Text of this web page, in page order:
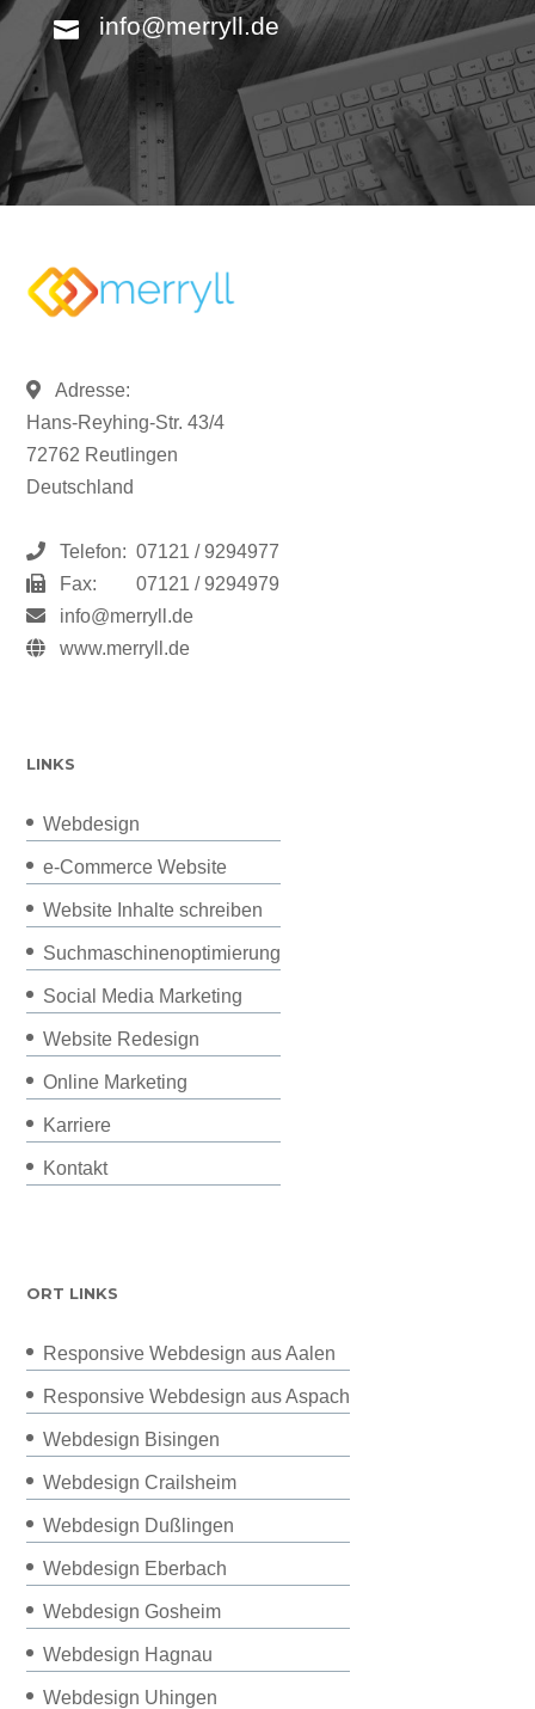
info@merryll.de
Adresse:
Hans-Reyhing-Str. 43/4
72762 Reutlingen
Deutschland
Telefon: 07121 / 9294977
Fax:
07121 / 9294979
info@merryll.de
www.merryll.de
LINKS
Webdesign
e-Commerce Website
Website Inhalte schreiben
Suchmaschinenoptimierung
Social Media Marketing
Website Redesign
Online Marketing
Karriere
Kontakt
ORT LINKS
Responsive Webdesign aus Aalen
Responsive Webdesign aus Aspach
Webdesign Bisingen
Webdesign Crailsheim
Webdesign Dußlingen
Webdesign Eberbach
Webdesign Gosheim
Webdesign Hagnau
Webdesign Uhingen